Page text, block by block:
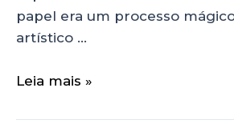
papel era um processo
artístico …
Leia mais »